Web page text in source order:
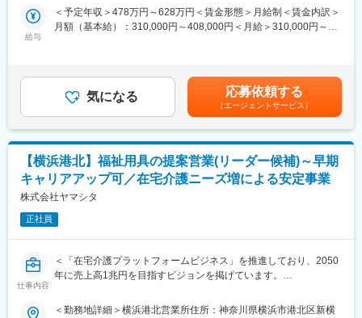
入社後2～3年程度
リーダー職として実績を積むと、4～5人程度の営業職を取りまと
める主任職に。 そして、部署全体を管理する責任者である課長や
所長職へとキャリアアップしていきます
■働き方：
◎変形労働時間制を採用しており、業務に慣れてくれば、自分の
裁量でスケジュールを組むことも可能です。休日の組み方は自由
なので、月ごとに決められた日数の休日を、日曜とそのほかの曜
日に割り振って1ヶ月のカレンダーを作成します。平日の休みや3
変更の範囲：会社の定める業務
・商材は、介護ベッド関連用具、移動関連用具（車いす、歩行器
など）、入浴関連用品、排泄関連用品生活関連用品
営業先はケアマネジャーとなり、ケアマネジャーからの紹介で一
般ユーザー（個人の方々）への福祉用具の選定・相談を行いま
(3)納品後に最適に用具が利用されているか、アフターフォローま
で実施
ケアマネジャーとの信頼関係を構築していく営業活動です。
要望を伺うだけでなく、ケアマネジャーも気づいていないニーズ
を発掘し、提案営業を行います。
※福祉用具…介護ベッド関連用具、歩行器、入浴関連用品等
■魅力
仕事のやりがいがより良いご利用者様の体験を実現できるという
・DX：業務プロセスの改善により、生産性を向上し、働きやすい
給与
＜予定年収＞478万円～628万円＜賃金形態＞月給制＜賃金内訳＞
月額（基本給）：310,000円～408,000円＜月給＞310,000円～
までも目安の金額であり、選考を通じて上下する可能性がありま
す。月給(月額)は固定手当を含めた表記です。
気になる 応募依頼する
（エージェントサービス）
【横浜港北】福祉用具の提案営業(リーダー候補)～早期
キャリアアップ可／在宅介護ニーズ増による安定事業
株式会社ヤマシタ
正社員
仕事内容
＜「在宅介護プラットフォームビジネス」を推進しており、2050
年に売上高1兆円を目指すビジョンを掲げています。
を計画しています。＞
＜勤務地詳細＞横浜港北営業所住所：神奈川県横浜市港北区新横